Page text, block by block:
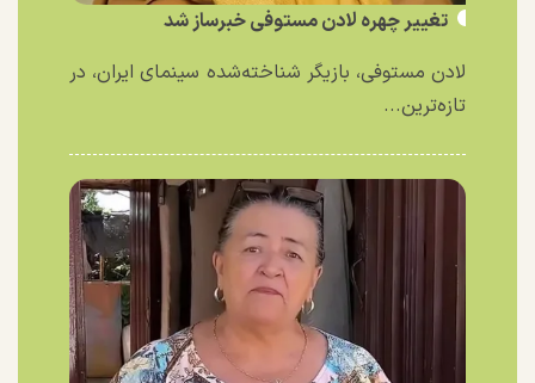
تغییر چهره لادن مستوفی خبرساز شد
لادن مستوفی، بازیگر شناخته‌شده سینمای ایران، در
تازه‌ترین...